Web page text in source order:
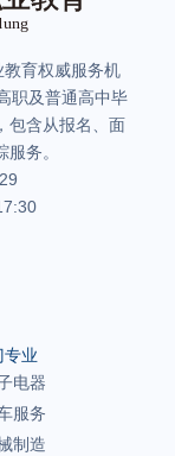
育权威服务机
职及普通高中毕
包含从报名、面
务。
专业
电器
服务
制造